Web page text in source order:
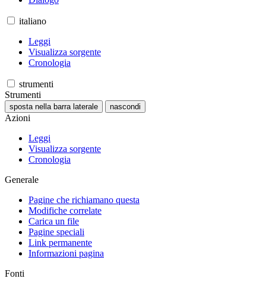
italiano
Leggi
Visualizza sorgente
Cronologia
strumenti
Strumenti
sposta nella barra laterale nascondi
Azioni
Leggi
Visualizza sorgente
Cronologia
Generale
Pagine che richiamano questa
Modifiche correlate
Carica un file
Pagine speciali
Link permanente
Informazioni pagina
Fonti